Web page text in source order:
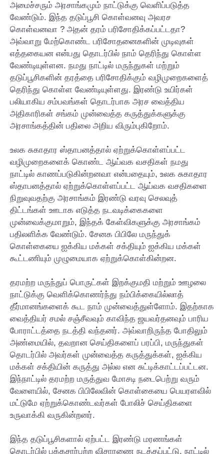
அமைச்சரும் அரசாங்கமும் நாட்டுக்கு வெளிப்படுத்த
வேண்டும். இந்த தடுப்பூசி கொள்வனவு அவரச
கொள்வனவா ? அதன் தரம் பரிசோதிக்கப்பட்டதா?
அவ்வாறு மேற்கொண்ட பரிசோதனைகளின் முடிவுகள்
எத்தகையன என்பது தொடர்பில் நாம் தெரிந்து கொள்ள
வேண்டியுள்ளன. நமது நாட்டில் மருந்துகள் மற்றும்
தடுப்பூசிகளின் தரத்தை பரிசோதிக்கும் வழிமுறைகளைத்
தெரிந்து கொள்ள வேண்டியுள்ளது. இரண்டு உயிர்கள்
பலியாகிய சம்பவங்கள் தொடர்பாக அரச வைத்திய
அதிகாரிகள் சங்கம் முன்வைத்த கருத்துக்களுக்கு
அரசாங்கத்தின் பதிலை அறிய விரும்புகிறோம்.
உலக சுகாதார ஸ்தாபனத்தால் ஏற்றுக்கொள்ளப்பட்ட
வழிமுறைகளைக் கொண்ட ஆய்வக வசதிகள் நமது
நாட்டில் காணப்படுகின்றனவா என்பதையும், உலக சுகாதார
ஸ்தாபனத்தால் ஏற்றுக்கொள்ளப்பட்ட ஆய்வக வசதிகளை
நிறுவுவதற்கு அரசாங்கம் இரண்டு வரவு செலவுத்
திட்டங்கள் ஊடாக எடுத்த நடவடிக்கைகளை
முன்வைக்குமாறும், இந்தக் கேள்விகளுக்கு அரசாங்கம்
பதிலளிக்க வேண்டும். சேனக பிபிலே மருந்துக்
கொள்கையை ஐக்கிய மக்கள் சக்தியும் ஐக்கிய மக்கள்
கூட்டணியும் முழுமையாக ஏற்றுக்கொள்கின்றன.
தரமற்ற மருந்துப் பொருட்கள் இறக்குமதி மற்றும் ஊழலை
நாட்டுக்கு வெளிக்கொணர்ந்து நம்பிக்கையில்லாத்
தீர்மானங்களைக் கூட நாம் முன்வைத்துள்ளோம். இதற்காக
வைத்தியர் சமல் சஞ்சீவவும் காவிந்த ஜயவர்தனவும் பாரிய
போராட்டத்தை நடத்தி வந்தனர். அவ்வாறிருந்த போதிலும்
அண்மையில், தவறான செய்திகளைப் பரப்பி, மருந்துகள்
தொடர்பில் அவர்கள் முன்வைத்த கருத்துக்கள், ஐக்கிய
மக்கள் சக்தியின் கருத்து அல்ல என சுட்டிக்காட்டப்பட்டன.
இந்நாட்டில் தரமற்ற மருத்துவ மோசடி நடைபெற்று வரும்
வேளையில், சேனக பிபிலேவின் கொள்கையை பெயரளவில்
மட்டுமே ஏற்றுக்கொண்டவர்கள் போலிச் செய்திகளை
உருவாக்கி வருகின்றனர்.
இந்த தடுப்பூசிகளால் ஏற்பட்ட இரண்டு மரணங்கள்
தொடர்பில் பக்கசார்பற்ற விசாரணை நடத்தப்பட்டு, நாட்டில்